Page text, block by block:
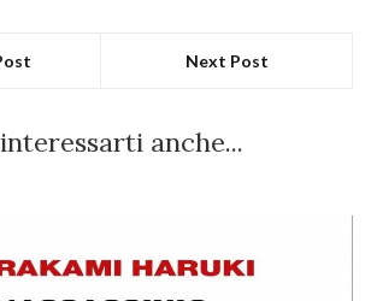
Next Post
anche...